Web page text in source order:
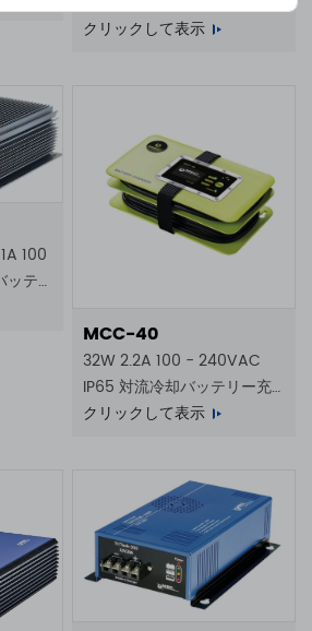
冷却式バッテリー充電器
クリックして表示
100
ッテ
MCC-40
32W 2.2A 100 - 240VAC
IP65 対流冷却バッテリー充
電器
クリックして表示